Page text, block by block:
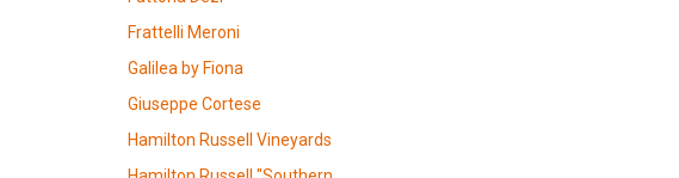
Frattelli Meroni
Galilea by Fiona
Giuseppe Cortese
Hamilton Russell Vineyards